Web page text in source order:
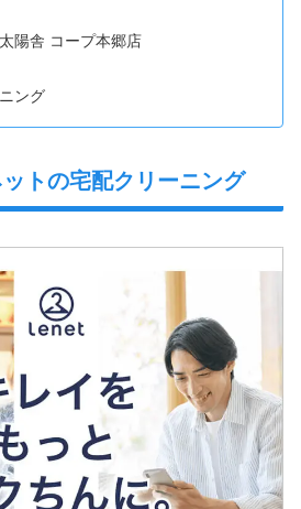
陽舎 コープ本郷店
ング
ットの宅配クリーニング